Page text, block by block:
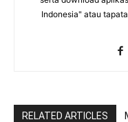
Indonesia" atau
RELATED ARTICLES